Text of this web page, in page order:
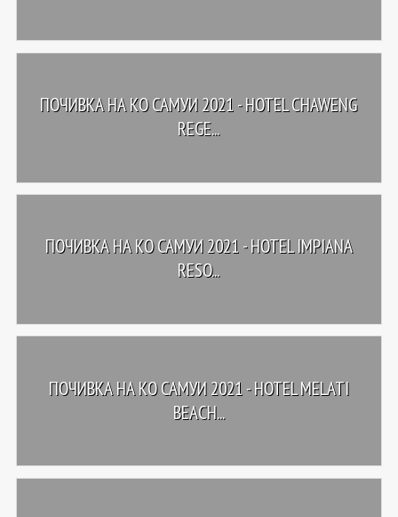
ПОЧИВКА НА КО САМУИ 2021 - HOTEL CHAWENG
REGE...
ПОЧИВКА НА КО САМУИ 2021 - HOTEL IMPIANA
RESO...
ПОЧИВКА НА КО САМУИ 2021 - HOTEL MELATI
BEACH...